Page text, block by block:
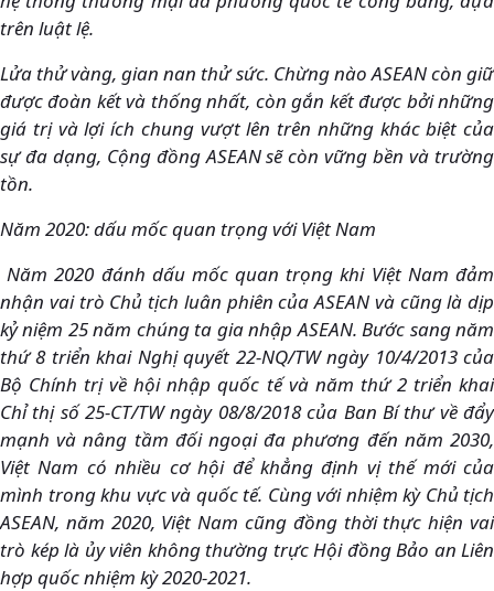
trên luật lệ.
Lửa thử vàng, gian nan thử sức. Chừng nào ASEAN còn giữ
được đoàn kết và thống nhất, còn gắn kết được bởi những
giá trị và lợi ích chung vượt lên trên những khác biệt của
sự đa dạng, Cộng đồng ASEAN sẽ còn vững bền và trường
tồn.
Năm 2020: dấu mốc quan trọng với Việt Nam
Năm 2020 đánh dấu mốc quan trọng khi Việt Nam đảm
nhận vai trò Chủ tịch luân phiên của ASEAN và cũng là dịp
kỷ niệm 25 năm chúng ta gia nhập ASEAN. Bước sang năm
thứ 8 triển khai Nghị quyết 22-NQ/TW ngày 10/4/2013 của
Bộ Chính trị về hội nhập quốc tế và năm thứ 2 triển khai
Chỉ thị số 25-CT/TW ngày 08/8/2018 của Ban Bí thư về đẩy
mạnh và nâng tầm đối ngoại đa phương đến năm 2030,
Việt Nam có nhiều cơ hội để khẳng định vị thế mới của
mình trong khu vực và quốc tế. Cùng với nhiệm kỳ Chủ tịch
ASEAN, năm 2020, Việt Nam cũng đồng thời thực hiện vai
trò kép là ủy viên không thường trực Hội đồng Bảo an Liên
hợp quốc nhiệm kỳ 2020-2021.